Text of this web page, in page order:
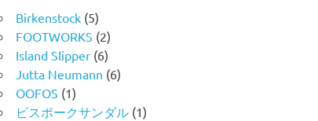
Birkenstock (5)
FOOTWORKS (2)
Island Slipper (6)
Jutta Neumann (6)
OOFOS (1)
ビスポークサンダル (1)